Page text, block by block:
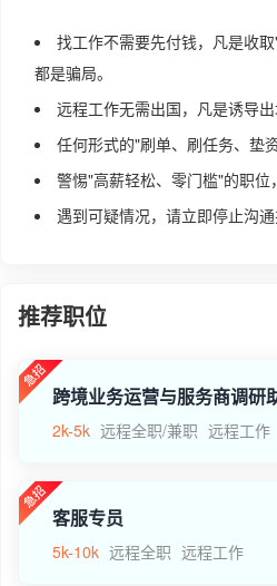
找工作不需要先付钱，凡是收
都是骗局。
远程工作无需出国，凡是诱导出
任何形式的"刷单、刷任务、垫
警惕"高薪轻松、零门槛"的职位
遇到可疑情况，请立即停止沟
推荐职位
跨境业务运营与服务商调研
2k-5k 远程全职/兼职 远程工作
客服专员
5k-10k 远程全职 远程工作